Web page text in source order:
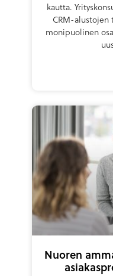
kautta.
CRM-
monipuolinen
Nuoren